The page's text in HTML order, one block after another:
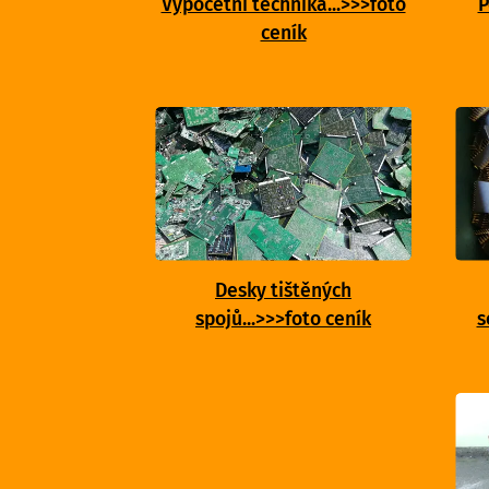
Výpočetní technika...>>>foto
ceník
Desky tištěných
spojů...>>>foto ceník